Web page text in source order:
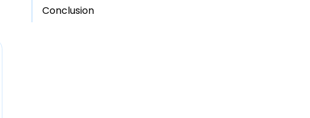
Conclusion